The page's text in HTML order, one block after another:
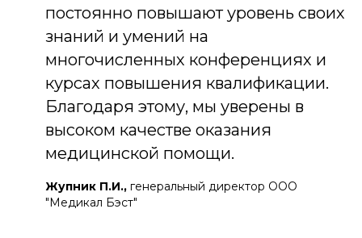
постоянно повышают уровень своих
знаний и умений на
многочисленных конференциях и
курсах повышения квалификации.
Благодаря этому, мы уверены в
высоком качестве оказания
медицинской помощи.
Жупник П.И., генеральный директор ООО
"Медикал Бэст"